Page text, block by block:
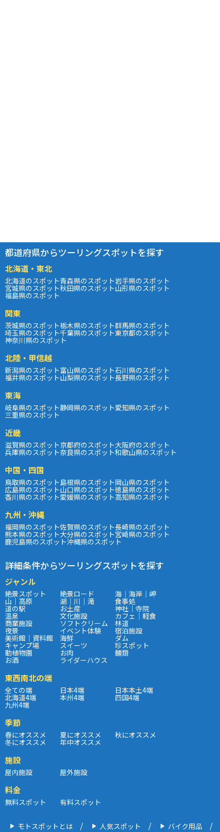
都道府県からツーリングスポットを探す
北海道・東北
北海道のスポット青森県のスポット岩手県のスポット
宮城県のスポット秋田県のスポット山形県のスポット
福島県のスポット
関東
茨城県のスポット栃木県のスポット群馬県のスポット
埼玉県のスポット千葉県のスポット東京都のスポット
神奈川県のスポット
北陸・甲信越
新潟県のスポット富山県のスポット石川県のスポット
福井県のスポット山梨県のスポット長野県のスポット
東海
岐阜県のスポット静岡県のスポット愛知県のスポット
三重県のスポット
近畿
滋賀県のスポット京都府のスポット大阪府のスポット
兵庫県のスポット奈良県のスポット和歌山県のスポット
中国・四国
鳥取県のスポット島根県のスポット岡山県のスポット
広島県のスポット山口県のスポット徳島県のスポット
香川県のスポット愛媛県のスポット高知県のスポット
九州・沖縄
福岡県のスポット佐賀県のスポット長崎県のスポット
熊本県のスポット大分県のスポット宮崎県のスポット
鹿児島県のスポット沖縄県のスポット
詳細条件からツーリングスポットを探す
ジャンル
絶景スポット 絶景ロード 海｜海岸｜岬
山｜高原 湖｜川｜滝 食事処
道の駅 お土産 神社｜寺院
温泉 文化施設 カフェ｜軽食
商業施設 ソフトクリーム 林道
夜景 イベント体験 宿泊施設
美術館｜資料館 海鮮 ダム
キャンプ場 スイーツ 珍スポット
動植物園 お肉 麺類
お酒 ライダーハウス
東西南北の端
全ての端 日本4端 日本本土4端
北海道4端 本州4端 四国4端
九州4端
季節
春にオススメ 夏にオススメ 秋にオススメ
冬にオススメ 年中オススメ
施設
屋内施設 屋外施設
料金
無料スポット 有料スポット
モトスポットとは 人気スポット バイク用品